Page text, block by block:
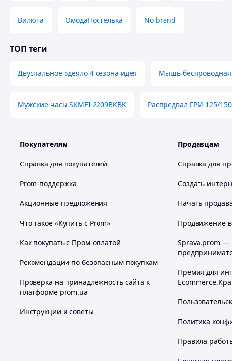
Стирка при температуре 30-40 градусов
Похожие товары по характеристикам
Вилюта ОмодаПостелька No brand
ТОП теги
Двуспальное одеяло 4 сезона идея Мышь беспроводная
Мужские часы SKMEI 2209BKBK Распредвал ГРМ 125/
Покупателям
Справка для покупателей
Prom-поддержка
Акционные предложения
Что такое «Купить с Prom»
Как покупать с Пром-оплатой
Рекомендации по безопасным покупкам
Проверка на принадлежность сайта к
платформе prom.ua
Инструкции и советы
Продавцам
Справка для
Создать
Начать
Продвижение в
Sprava.prom —
Премия для
Политика
Правила